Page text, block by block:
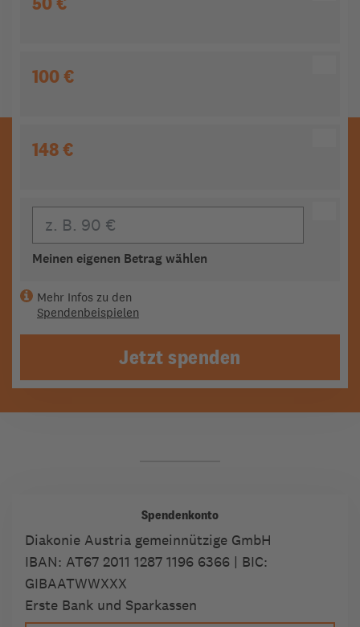
100 €
148 €
Meinen eigenen Betrag wählen
Mehr Infos zu den
Spendenbeispielen
Jetzt spenden
Spendenkonto
Diakonie Austria gemeinnützige GmbH
IBAN: AT67 2011 1287 1196 6366 | BIC:
GIBAATWWXXX
Erste Bank und Sparkassen